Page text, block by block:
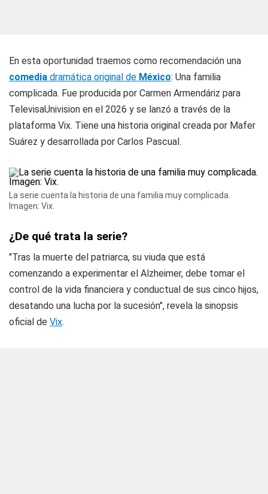
En esta oportunidad traemos como recomendación una
comedia dramática original de México: Una familia
complicada. Fue producida por Carmen Armendáriz para
TelevisaUnivision en el 2026 y se lanzó a través de la
plataforma Vix. Tiene una historia original creada por Mafer
Suárez y desarrollada por Carlos Pascual.
La serie cuenta la historia de una familia muy complicada.
Imagen: Vix.
¿De qué trata la serie?
"Tras la muerte del patriarca, su viuda que está
comenzando a experimentar el Alzheimer, debe tomar el
control de la vida financiera y conductual de sus cinco hijos,
desatando una lucha por la sucesión", revela la sinopsis
oficial de Vix.